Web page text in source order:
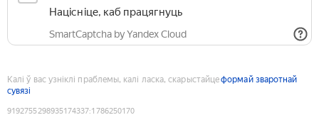
Націсніце, каб працягнуць
SmartCaptcha by Yandex Cloud
Калі ў вас узніклі праблемы, калі ласка, скарыстайцеформай зваротнай
сувязі
9192755298935174337:1786250170